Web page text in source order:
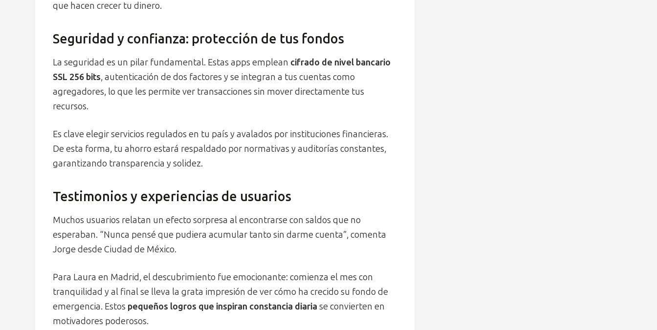
que hacen crecer tu dinero.
Seguridad y confianza: protección de tus fondos
La seguridad es un pilar fundamental. Estas apps emplean cifrado de nivel bancario
SSL 256 bits, autenticación de dos factores y se integran a tus cuentas como
agregadores, lo que les permite ver transacciones sin mover directamente tus
recursos.
Es clave elegir servicios regulados en tu país y avalados por instituciones financieras.
De esta forma, tu ahorro estará respaldado por normativas y auditorías constantes,
garantizando transparencia y solidez.
Testimonios y experiencias de usuarios
Muchos usuarios relatan un efecto sorpresa al encontrarse con saldos que no
esperaban. “Nunca pensé que pudiera acumular tanto sin darme cuenta”, comenta
Jorge desde Ciudad de México.
Para Laura en Madrid, el descubrimiento fue emocionante: comienza el mes con
tranquilidad y al final se lleva la grata impresión de ver cómo ha crecido su fondo de
emergencia. Estos pequeños logros que inspiran constancia diaria se convierten en
motivadores poderosos.